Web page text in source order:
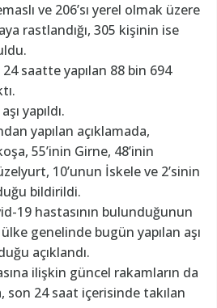
ve 206’sı yerel olmak üzere
rastlandığı, 305 kişinin ise
24 saatte yapılan 88 bin 694
yapıldı.
yapılan açıklamada,
55’inin Girne, 48’inin
10’unun İskele ve 2’sinin
bildirildi.
19 hastasının bulunduğunun
genelinde bugün yapılan aşı
açıklandı.
ilişkin güncel rakamların da
son 24 saat içerisinde takılan